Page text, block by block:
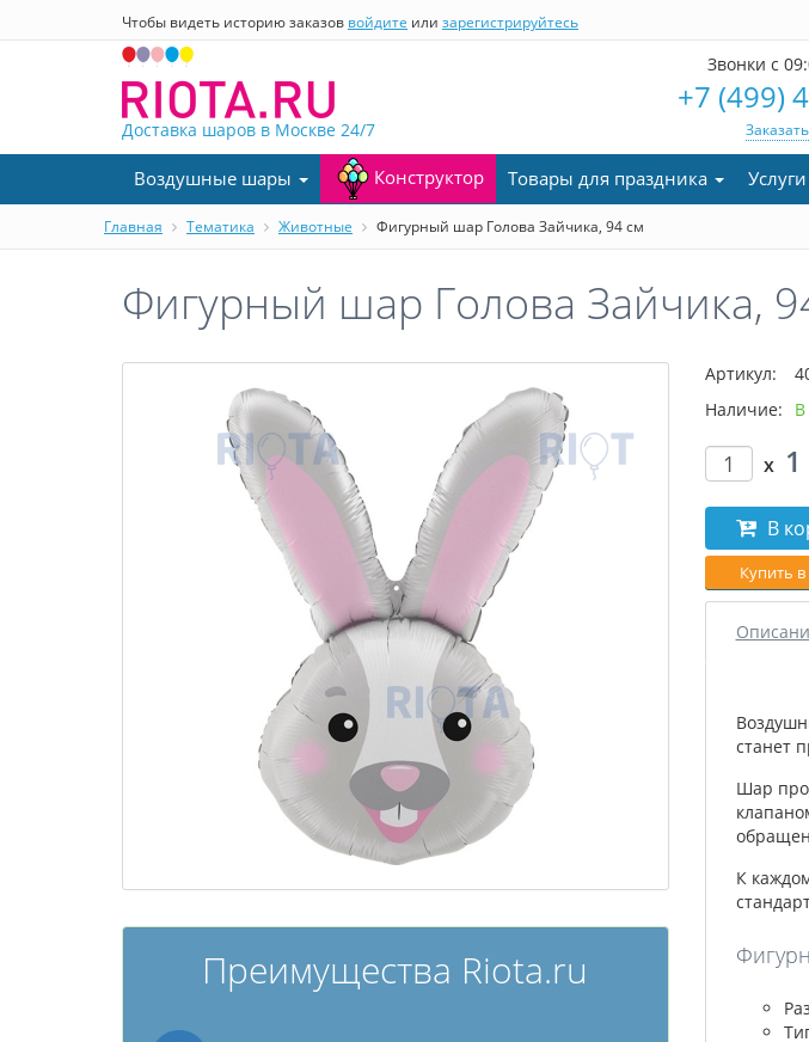
Чтобы видеть историю заказов войдите или зарегистрируйтесь
Доставка шаров в Москве 24/7
Звонки с
+7 (499)
Воздушные шары Конструктор Товары для праздника Услуги
Главная Тематика Животные Фигурный шар Голова Зайчика, 94 см
Фигурный шар Голова Зайчика,
Преимущества Riota.ru
Артикул:
Наличие:
x
В
Купить в
станет
Шар
К